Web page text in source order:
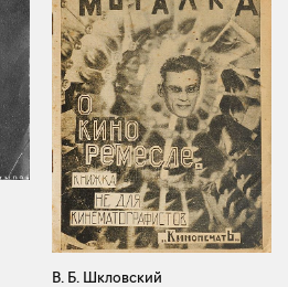
В. Б. Шкловский